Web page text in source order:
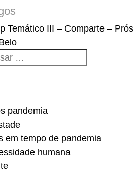
Temático III – Comparte – Prós
pandemia
em tempo de pandemia
humana